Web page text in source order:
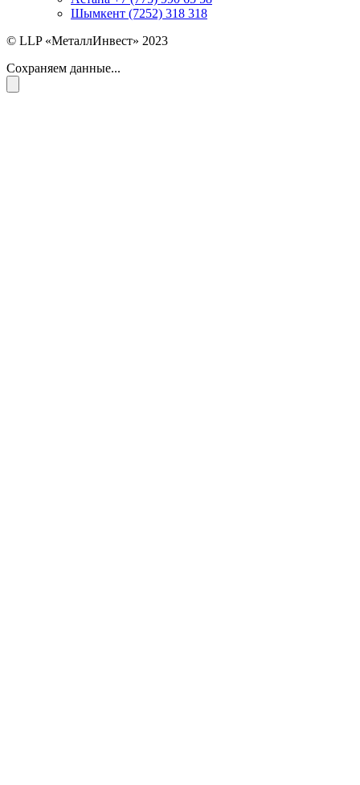
Шымкент (7252) 318 318
© LLP «МеталлИнвест» 2023
Сохраняем данные...